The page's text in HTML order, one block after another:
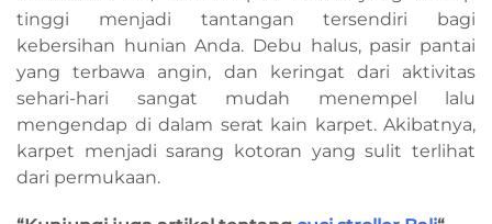
tinggi menjadi tantangan tersendiri bagi
kebersihan hunian Anda. Debu halus, pasir pantai
yang terbawa angin, dan keringat dari aktivitas
sehari-hari sangat mudah menempel lalu
mengendap di dalam serat kain karpet. Akibatnya,
karpet menjadi sarang kotoran yang sulit terlihat
dari permukaan.